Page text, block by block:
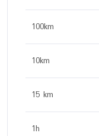
100km
10km
15 km
1h